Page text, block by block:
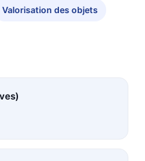
Valorisation des objets